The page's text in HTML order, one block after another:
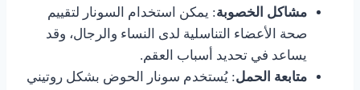
مشاكل الخصوبة: يمكن استخدام السونار لتقييم
صحة الأعضاء التناسلية لدى النساء والرجال، وقد
يساعد في تحديد أسباب العقم.
متابعة الحمل: يُستخدم سونار الحوض بشكل روتيني